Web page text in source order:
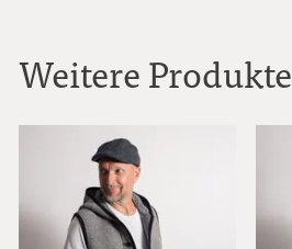
Weitere Produkte